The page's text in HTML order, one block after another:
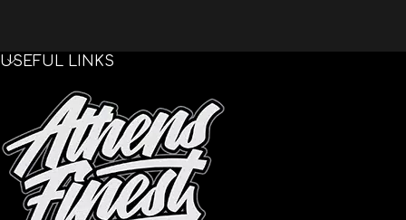
USEFUL LINKS